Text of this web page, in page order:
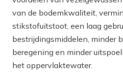
van de bodemkwaliteit,
stikstofuitstoot, een laag
bestrijdingsmiddelen, minder
beregening en minder
het oppervlaktewater.